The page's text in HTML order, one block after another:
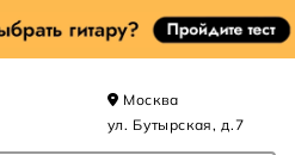
Москва
ул. Бутырская, д.7